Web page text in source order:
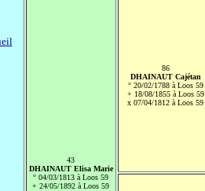
43
DHAINAUT Elisa Marie
° 04/03/1813 à Loos 59
+ 24/05/1892 à Loos 59
86
DHAINAUT Cajétan
° 20/02/1788 à Loos 59
+ 18/08/1855 à Loos 59
x 07/04/1812 à Loos 59